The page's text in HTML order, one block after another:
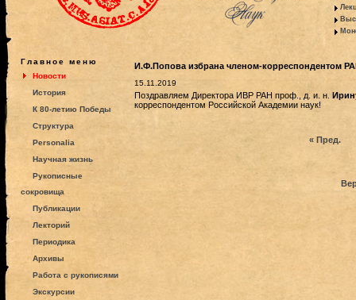
Главное меню
Новости
История
К 80-летию Победы
Структура
Personalia
Научная жизнь
Рукописные
сокровища
Публикации
Лекторий
Периодика
Архивы
Работа с рукописями
Экскурсии
И.Ф.Попова избрана членом-корреспондентом
15.11.2019
Поздравляем Директора ИВР РАН проф., д. и. н.
корреспондентом Российской Академии наук!
« Пред.